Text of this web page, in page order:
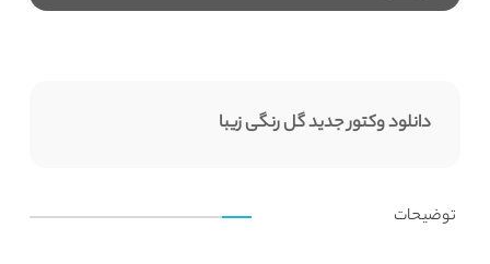
دانلود وکتور جدید گل رنگی زیبا
توضیحات